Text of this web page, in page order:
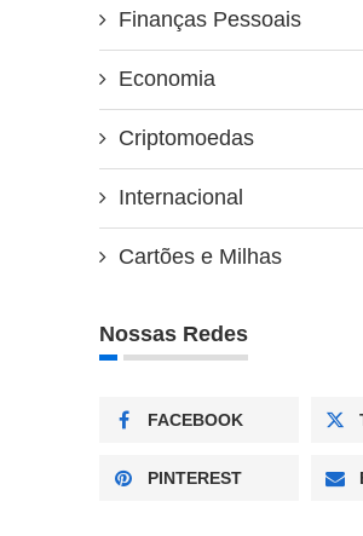
Finanças Pessoais
Economia
Criptomoedas
Internacional
Cartões e Milhas
Nossas Redes
FACEBOOK
PINTEREST